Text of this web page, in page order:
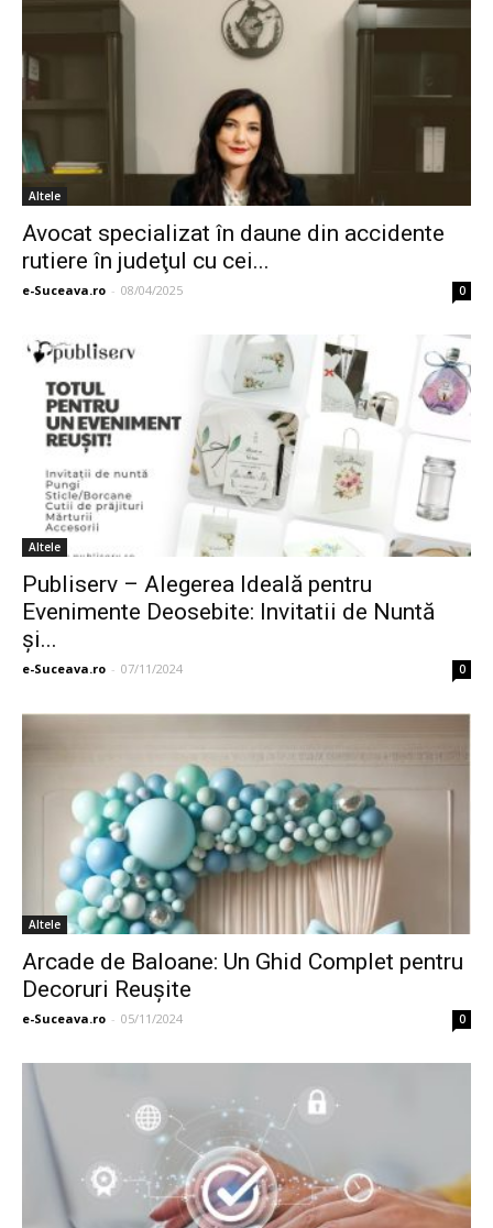
Altele
Avocat specializat în daune din accidente
rutiere în judeţul cu cei...
e-Suceava.ro - 08/04/2025 0
Altele
Publiserv – Alegerea Ideală pentru
Evenimente Deosebite: Invitatii de Nuntă
și...
e-Suceava.ro - 07/11/2024 0
Altele
Arcade de Baloane: Un Ghid Complet pentru
Decoruri Reușite
e-Suceava.ro - 05/11/2024 0